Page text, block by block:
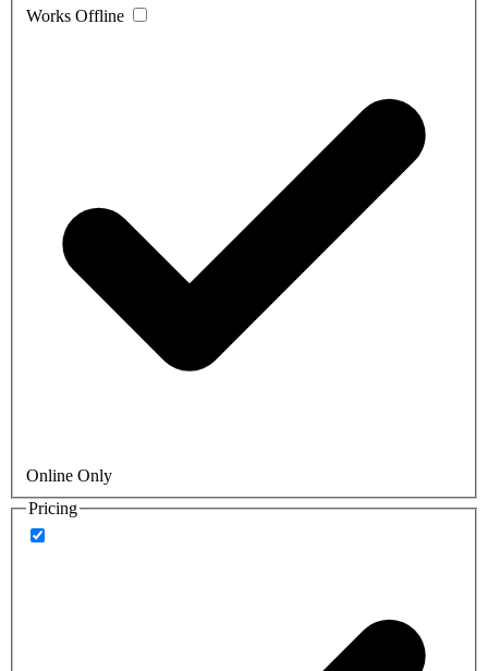
Works Offline
Online Only
Pricing